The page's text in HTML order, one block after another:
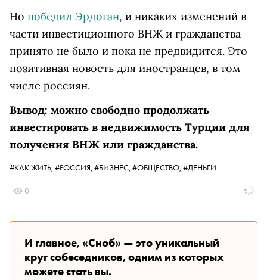
Но победил Эрдоган, и никаких изменений в
части инвестиционного ВНЖ и гражданства
принято не было и пока не предвидится. Это
позитивная новость для иностранцев, в том
числе россиян.
Вывод: можно свободно продолжать
инвестировать в недвижимость Турции для
получения ВНЖ или гражданства.
#КАК ЖИТЬ, #РОССИЯ, #БИЗНЕС, #ОБЩЕСТВО, #ДЕНЬГИ
0
И главное, «Сноб» — это уникальный
круг собеседников, одним из которых
можете стать вы.